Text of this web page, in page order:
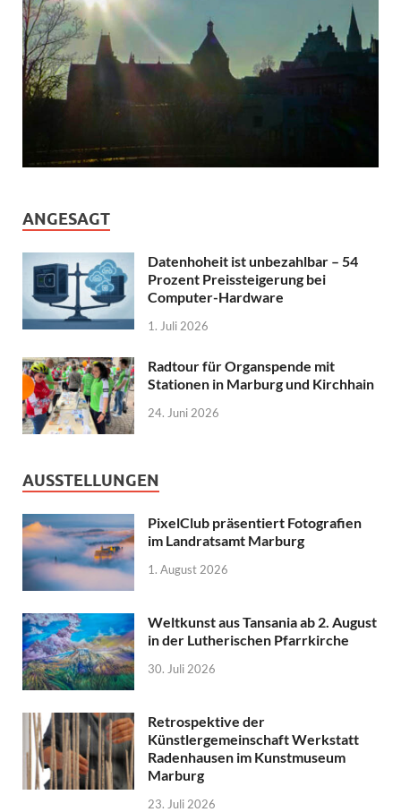
ANGESAGT
Datenhoheit ist unbezahlbar – 54
Prozent Preissteigerung bei
Computer-Hardware
1. Juli 2026
Radtour für Organspende mit
Stationen in Marburg und Kirchhain
24. Juni 2026
AUSSTELLUNGEN
PixelClub präsentiert Fotografien
im Landratsamt Marburg
1. August 2026
Weltkunst aus Tansania ab 2. August
in der Lutherischen Pfarrkirche
30. Juli 2026
Retrospektive der
Künstlergemeinschaft Werkstatt
Radenhausen im Kunstmuseum
Marburg
23. Juli 2026